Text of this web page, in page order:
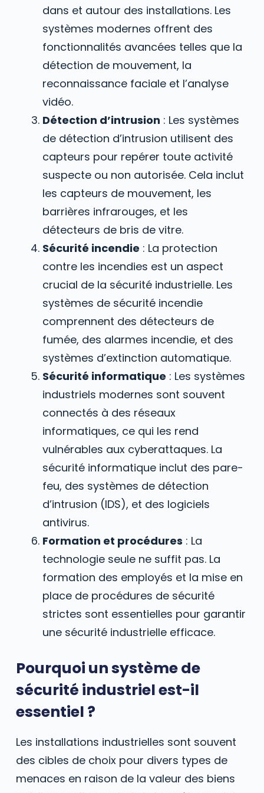
dans et autour des installations. Les
systèmes modernes offrent des
fonctionnalités avancées telles que la
détection de mouvement, la
reconnaissance faciale et l’analyse
vidéo.
Détection d’intrusion : Les systèmes
de détection d’intrusion utilisent des
capteurs pour repérer toute activité
suspecte ou non autorisée. Cela inclut
les capteurs de mouvement, les
barrières infrarouges, et les
détecteurs de bris de vitre.
Sécurité incendie : La protection
contre les incendies est un aspect
crucial de la sécurité industrielle. Les
systèmes de sécurité incendie
comprennent des détecteurs de
fumée, des alarmes incendie, et des
systèmes d’extinction automatique.
Sécurité informatique : Les systèmes
industriels modernes sont souvent
connectés à des réseaux
informatiques, ce qui les rend
vulnérables aux cyberattaques. La
sécurité informatique inclut des pare-
feu, des systèmes de détection
d’intrusion (IDS), et des logiciels
antivirus.
Formation et procédures : La
technologie seule ne suffit pas. La
formation des employés et la mise en
place de procédures de sécurité
strictes sont essentielles pour garantir
une sécurité industrielle efficace.
Pourquoi un système de
sécurité industriel est-il
essentiel ?
Les installations industrielles sont souvent
des cibles de choix pour divers types de
menaces en raison de la valeur des biens